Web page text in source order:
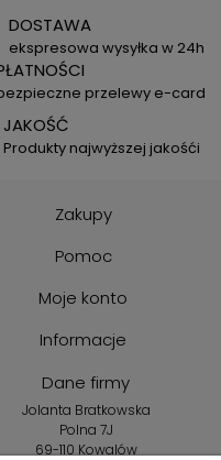
DOSTAWA
ekspresowa wysyłka w 24h
przelewy e-card
JAKOŚĆ
Produkty najwyższej jakośći
Zakupy
Pomoc
Moje konto
Informacje
Dane firmy
Jolanta Bratkowska
Polna 7J
69-110 Kowalów